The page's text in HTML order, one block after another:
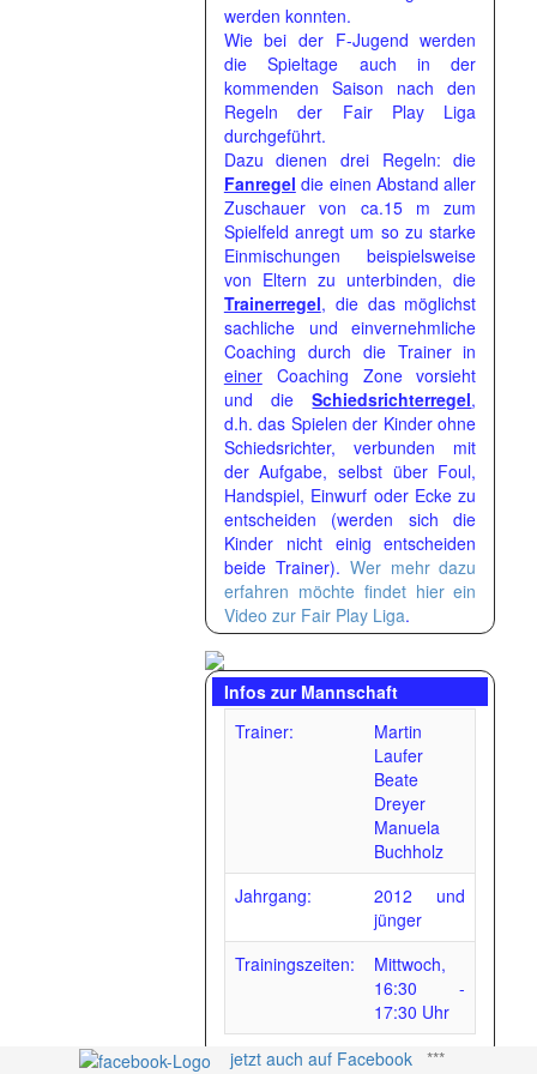
werden konnten.
Wie bei der F-Jugend werden
die Spieltage auch in der
kommenden Saison nach den
Regeln der Fair Play Liga
durchgeführt.
Dazu dienen drei Regeln: die
Fanregel die einen Abstand aller
Zuschauer von ca.15 m zum
Spielfeld anregt um so zu starke
Einmischungen beispielsweise
von Eltern zu unterbinden, die
Trainerregel, die das möglichst
sachliche und einvernehmliche
Coaching durch die Trainer in
einerCoaching Zone vorsieht
und dieSchiedsrichterregel,
d.h. das Spielen der Kinder ohne
Schiedsrichter, verbunden mit
der Aufgabe, selbst über Foul,
Handspiel, Einwurf oder Ecke zu
entscheiden (werden sich die
Kinder nicht einig entscheiden
beide Trainer). Wer mehr dazu
erfahren möchte findet hier ein
Video zur Fair Play Liga.
Infos zur Mannschaft
Trainer:
Martin
Laufer
Beate
Dreyer
Manuela
Buchholz
Jahrgang:
2012 und
jünger
Trainingszeiten:
Mittwoch,
16:30 -
17:30 Uhr
jetzt auch auf Facebook***